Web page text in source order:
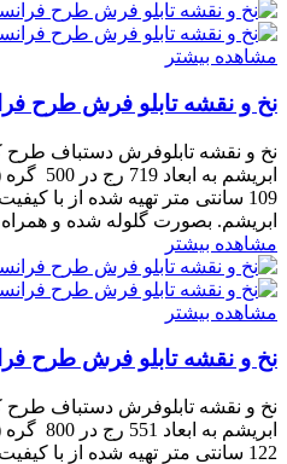
مشاهده بیشتر
نخ و نقشه تابلو فرش طرح
109 سانتی متر تهیه شده از با
ابریشم. بصورت گلوله شده و همراه
مشاهده بیشتر
مشاهده بیشتر
نخ و نقشه تابلو فرش طرح
122 سانتی متر تهیه شده از با